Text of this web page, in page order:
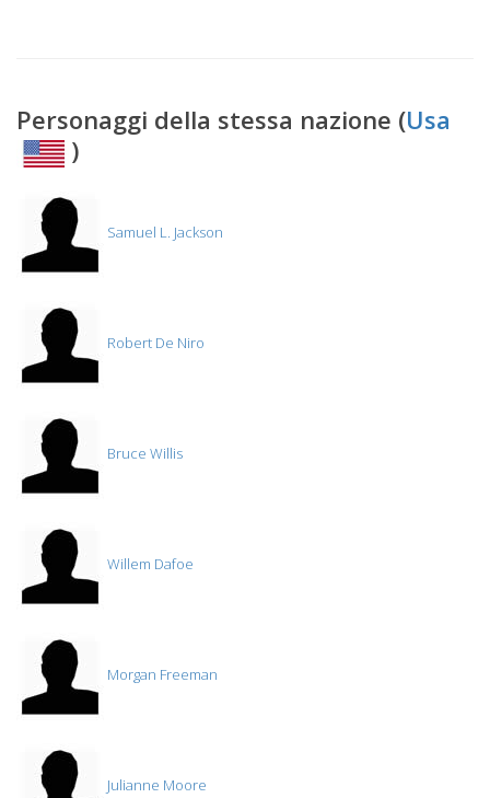
Personaggi della stessa nazione (Usa
)
Samuel L. Jackson
Robert De Niro
Bruce Willis
Willem Dafoe
Morgan Freeman
Julianne Moore